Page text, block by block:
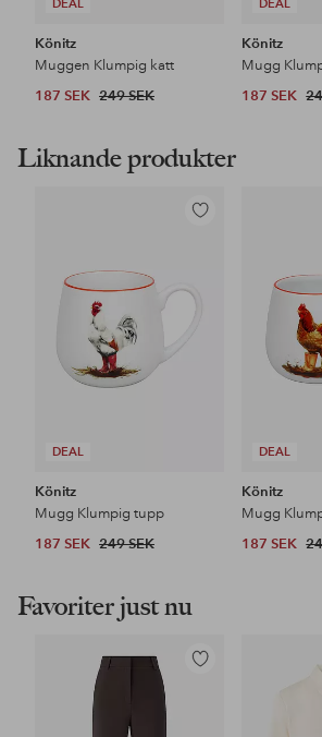
Könitz
Muggen Klumpig katt
187 SEK 249 SEK
Könitz
Mugg
187 SEK
Liknande produkter
DEAL
Lägg
Könitz
Mugg Klumpig tupp
187 SEK 249 SEK
DEAL
Könitz
Mugg
187 SEK
Favoriter just nu
Lägg